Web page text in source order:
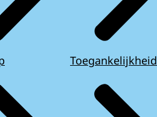
Toegankelijkheid